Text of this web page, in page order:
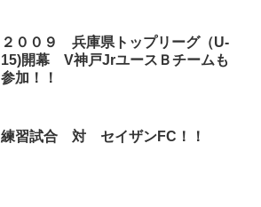
２００９ 兵庫県トップリーグ（U-
15)開幕 V神戸JrユースＢチームも
参加！！
練習試合 対 セイザンFC！！